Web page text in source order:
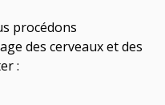
procédons
des cerveaux et des
: